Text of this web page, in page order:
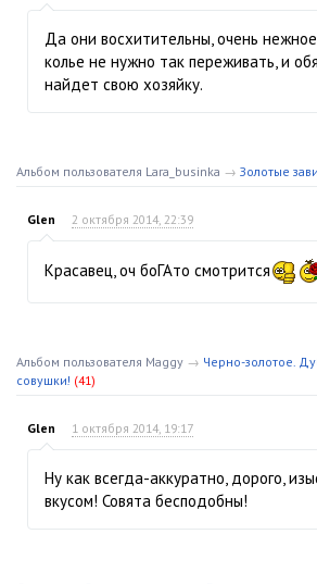
Да они восхитительны, очень
колье не нужно так переживать, и
найдет свою хозяйку.
Альбом пользователя Lara_businka → Золотые
Glen 2 октября 2014, 22:39
Красавец, оч боГАто смотрится
Альбом пользователя Maggy → Черно-золотое.
совушки! (41)
Glen 1 октября 2014, 19:17
Ну как всегда-аккуратно, дорого,
вкусом! Совята бесподобны!